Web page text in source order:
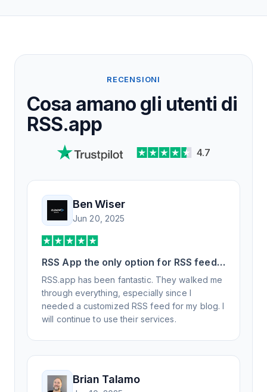
RECENSIONI
Cosa amano gli utenti di
RSS.app
4.7
Ben Wiser
Jun 20, 2025
RSS App the only option for RSS feed
generation
RSS.app has been fantastic. They walked me
through everything, especially since I
needed a customized RSS feed for my blog. I
will continue to use their services.
Brian Talamo